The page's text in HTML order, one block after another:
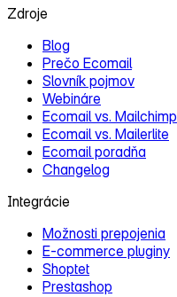
Zdroje
Blog
Prečo Ecomail
Slovník pojmov
Webináre
Ecomail vs. Mailchimp
Ecomail vs. Mailerlite
Ecomail poradňa
Changelog
Integrácie
Možnosti prepojenia
E‑commerce pluginy
Shoptet
Prestashop